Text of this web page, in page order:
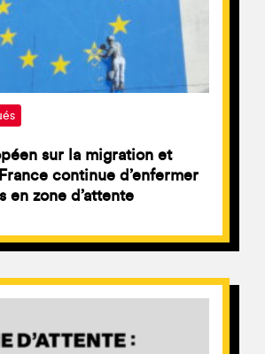
sur la migration et
France continue d’enfermer
en zone d’attente